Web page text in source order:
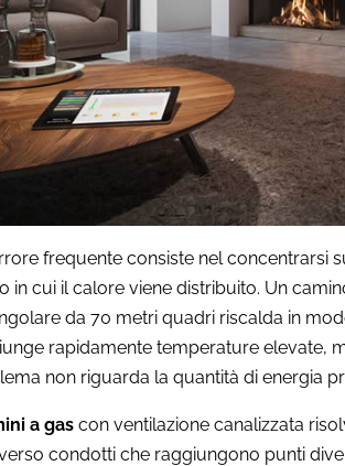
frequente consiste nel concentrarsi
in cui il calore viene distribuito. Un
da 70 metri quadri riscalda in
rapidamente temperature elevate,
non riguarda la quantità di energia
a gas con ventilazione canalizzata
condotti che raggiungono punti